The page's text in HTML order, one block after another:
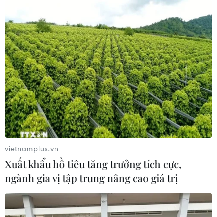
Tiêu chí mới phân loại doanh nghiệp
để thực hiện cơ cấu lại vốn nhà nước
06/08/2026 15:08
Meta tung công cụ AI lập trình tự
động cho nhà phát triển
06/08/2026 06:40
Doanh thu AI của Microsoft phụ
thuộc phần lớn vào đối tác OpenAI
06/08/2026 06:31
vietnamplus.vn
Xuất khẩu hồ tiêu tăng trưởng tích cực,
ngành gia vị tập trung nâng cao giá trị